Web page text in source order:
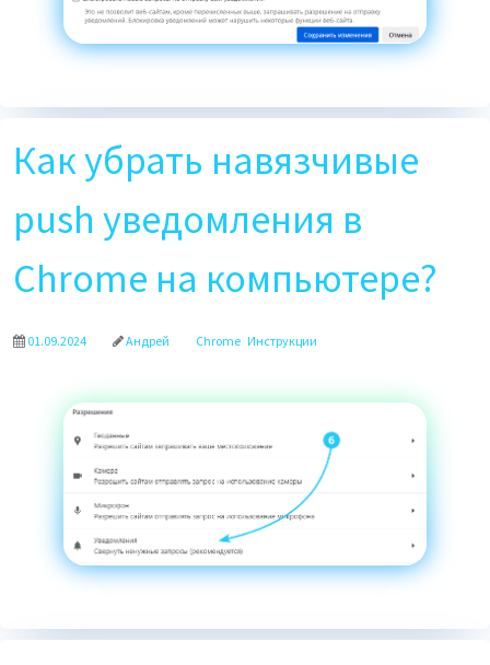
Как убрать навязчивые
push уведомления в
Chrome на компьютере?
01.09.2024 Андрей Chrome Инструкции